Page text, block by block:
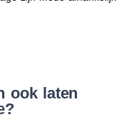
ook laten